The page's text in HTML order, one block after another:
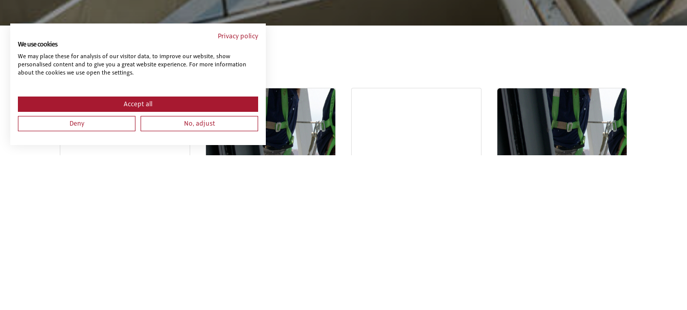
Te puede interesar...
Privacy policy
We use cookies
We may place these for analysis of our visitor data, to improve our website, show
personalised content and to give you a great website experience. For more information
about the cookies we use open the settings.
Accept all
Deny No, adjust